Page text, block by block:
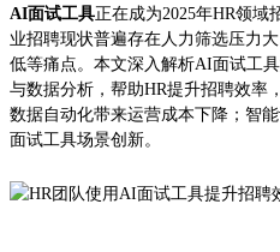
AI面试工具正在成为2025年HR领域
业招聘现状普遍存在人力筛选压力
低等痛点。本文深入解析AI面试工
与数据分析，帮助HR提升招聘效率
数据自动化带来运营成本下降；智
面试工具场景创新。